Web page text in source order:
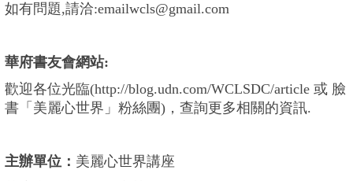
如有問題,請洽:emailwcls@gmail.com
華府書友會網站:
歡迎各位光臨(http://blog.udn.com/WCLSDC/article 或 臉
書「美麗心世界」粉絲團)，查詢更多相關的資訊.
主辦單位： 美麗心世界講座